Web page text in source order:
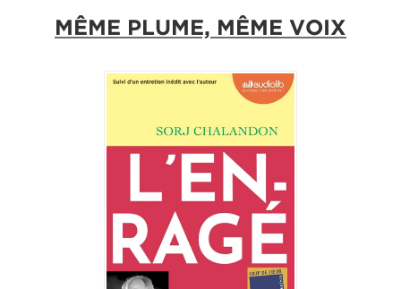
MÊME PLUME, MÊME VOIX